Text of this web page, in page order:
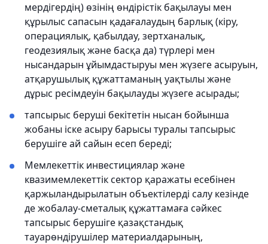
мердiгердiң) өзiнің өндiрiстiк бақылауы мен
құрылыс сапасын қадағалаудың барлық (кiру,
операциялық, қабылдау, зертханалық,
геодезиялық және басқа да) түрлерi мен
нысандарын ұйымдастыруы мен жүзеге асыруын,
атқарушылық құжаттаманың уақтылы және
дұрыс ресiмдеуiн бақылауды жүзеге асырады;
тапсырыс беруші бекітетін нысан бойынша
жобаны іске асыру барысы туралы тапсырыс
берушіге ай сайын есеп береді;
Мемлекеттік инвестициялар және
квазимемлекеттік сектор қаражаты есебінен
қаржыландырылатын объектілерді салу кезінде
де жобалау-сметалық құжаттамаға сәйкес
тапсырыс берушіге қазақстандық
тауарөндірушілер материалдарының,